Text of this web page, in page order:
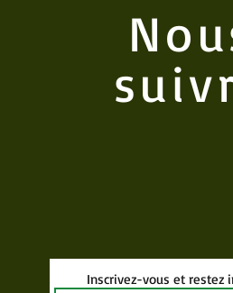
Inscrivez-vous et restez